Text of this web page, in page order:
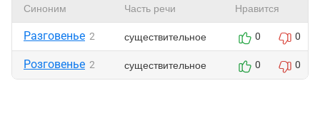
Синоним Часть речи Нравится
Разговенье 2 существительное 0 0
Розговенье 2 существительное 0 0